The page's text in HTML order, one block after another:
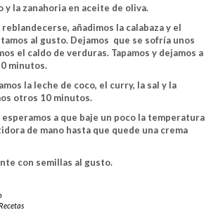
y la zanahoria en aceite de oliva.
añadimos la calabaza y el
al gusto. Dejamos que se sofría unos
el caldo de verduras. Tapamos y dejamos a
minutos.
la leche de coco, el curry, la sal y la
otros 10 minutos.
a que baje un poco la temperatura
de mano hasta que quede una crema
con semillas al gusto.